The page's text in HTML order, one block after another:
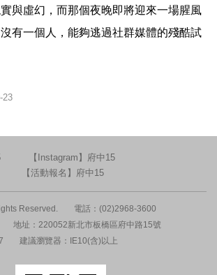
與虛幻，而那個夜晚即將迎來一場腥風
有一個人，能夠逃過社群媒體的殘酷試
23
【Instagram】府中15
【活動報名】府中15
Reserved.
電話：(02)2968-3600
地址：220052新北市板橋區府中路15號
建議瀏覽器：IE10(含)以上